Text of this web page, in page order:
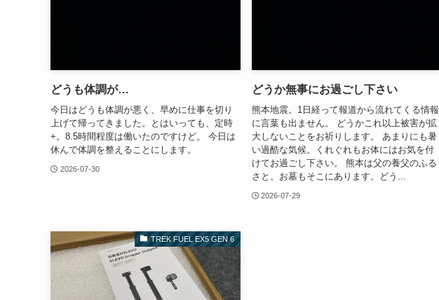
どうも体調が…
今日はどうも体調が悪く、早めに仕事を切り
上げて帰ってきました。とはいっても、定時
+。8.5時間程度は働いたのですけど。 今日は
休んで体調を整えることにします。
2026-07-30
どうか無事にお過ごし下さい
熊本地震。1日経って報道から流れてくる情報
に言葉も出ません。 どうかこれ以上被害が拡
大しないことをお祈りします。 あまりにも暑
い過酷な気候。くれぐれもお体にはお気を付
けてお過ごし下さい。 熊本は父の養父のふる
さと。お墓もそこにあります。どう...
2026-07-29
TREK FUEL EX5 GEN 6